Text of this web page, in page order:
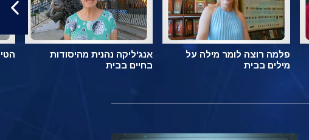
פלמה רוצה לומר מילה על
מילים בבית
אנג'ליקה נהנית מהיסודות
בחיים בבית